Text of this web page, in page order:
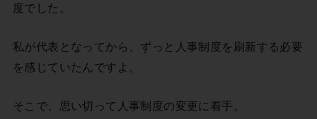
度でした。
私が代表となってから、ずっと人事制度を刷新する必要
を感じていたんですよ。
そこで、思い切って人事制度の変更に着手。